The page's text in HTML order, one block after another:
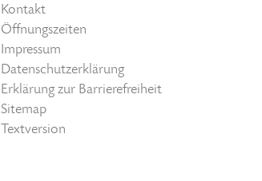
Kontakt
Öffnungszeiten
Impressum
Datenschutzerklärung
Erklärung zur Barrierefreiheit
Sitemap
Textversion